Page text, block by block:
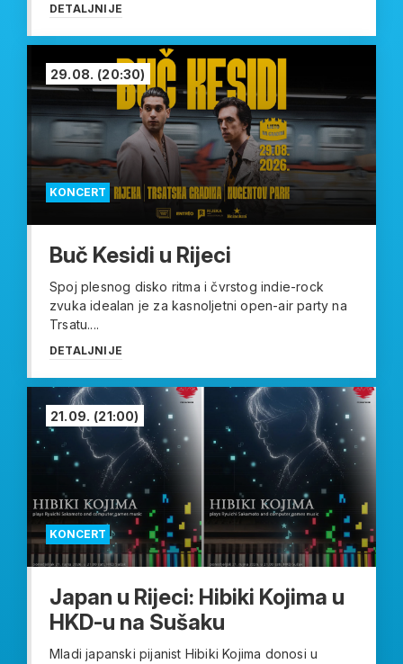
DETALJNIJE
KONCERT
29.08. (20:30)
Buč Kesidi u Rijeci
Spoj plesnog disko ritma i čvrstog indie-rock
zvuka idealan je za kasnoljetni open-air party na
Trsatu....
DETALJNIJE
KONCERT
21.09. (21:00)
Japan u Rijeci: Hibiki Kojima u
HKD-u na Sušaku
Mladi japanski pijanist Hibiki Kojima donosi u